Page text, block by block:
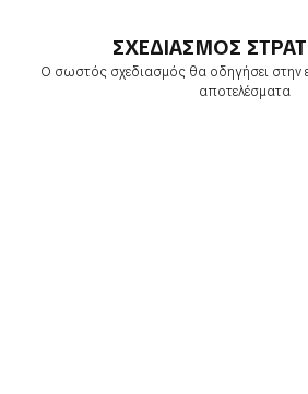
ΣΧΕΔΙΑΣΜΟΣ
Ο σωστός σχεδιασμός θα οδηγήσει στην
αποτελέσματα